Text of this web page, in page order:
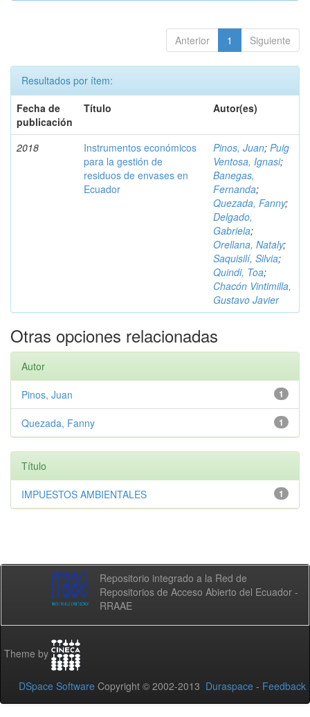
Anterior 1 Siguiente
Resultados por ítem:
Fecha de
publicación
Título Autor(es)
2018
Instrumentos económicos
para la gestión de
residuos de envases en
Ecuador
Pinos, Juan; Puig
Ventosa, Ignasi;
Banegas,
Fernanda;
Quezada, Fanny;
Delgado,
Gabriela;
Orellana, Nataly;
Saquisilí, Silvia;
Quindi, Toa;
Chacón Vintimilla,
Gustavo Javier
Otras opciones relacionadas
Autor
1
Pinos, Juan
1
Quezada, Fanny
Título
1
IMPUESTOS AMBIENTALES
Repositorio integrado a la Red de
Repositorios de Acceso Abierto del Ecuador -
RRAAE
Theme by
DSpace Software Copyright © 2002-2013 Duraspace - Feedback